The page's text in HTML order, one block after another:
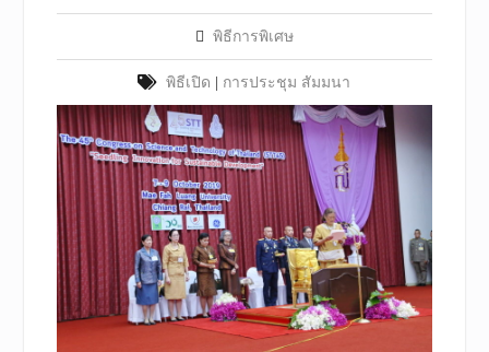
พิธีการพิเศษ
พิธีเปิด การประชุม สัมมนา